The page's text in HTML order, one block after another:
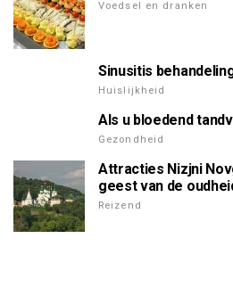
Voedsel en dranken
Sinusitis
Huislijkheid
Als u bloedend
Gezondheid
Attracties Nizjni
geest van de
Reizend